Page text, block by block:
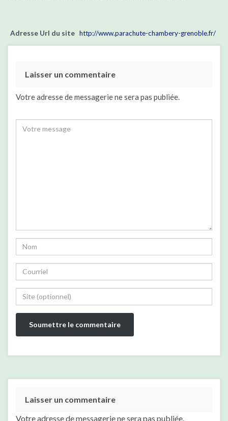
Adresse Url du site http://www.parachute-chambery-grenoble.fr/
Laisser un commentaire
Votre adresse de messagerie ne sera pas publiée.
Laisser un commentaire
Votre adresse de messagerie ne sera pas publiée.